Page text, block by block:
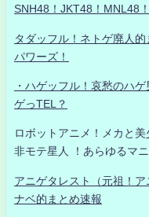
SNH48！JKT48！MNL48
タダッフル！ネトゲ廃人
パワーズ！
・ハゲッフル！哀愁のハ
ゲっTEL？
ロボットアニメ！メカと
非モテ星人 ！あらゆるマ
アニゲタレスト（元祖！
ナベ的まとめ速報